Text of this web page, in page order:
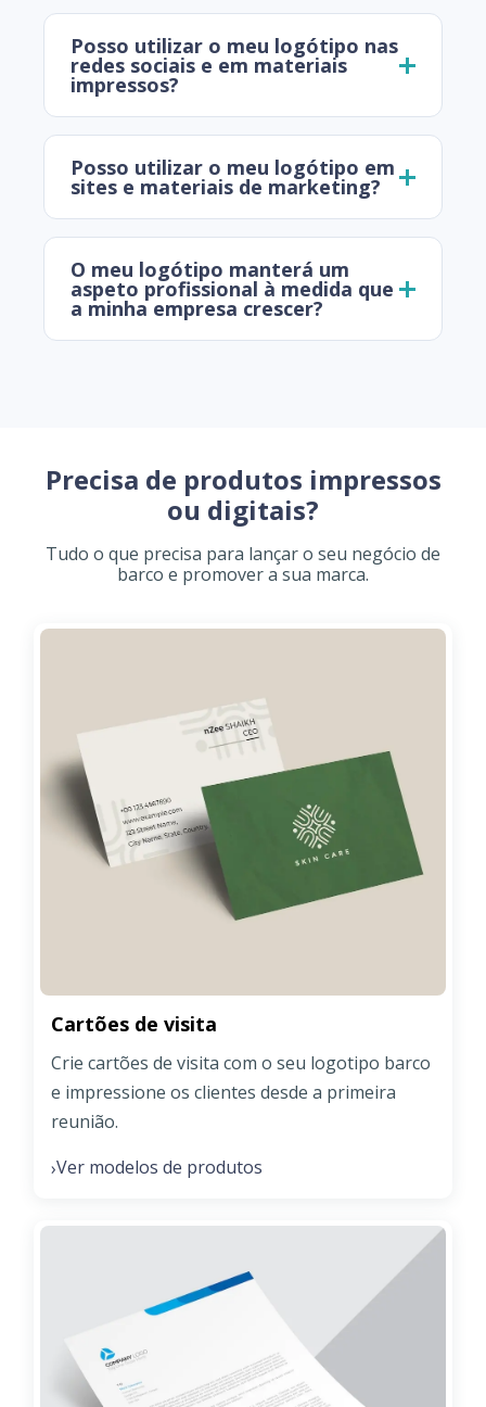
Posso utilizar o meu logótipo nas
redes sociais e em materiais
impressos?
Posso utilizar o meu logótipo em
sites e materiais de marketing?
O meu logótipo manterá um
aspeto profissional à medida que
a minha empresa crescer?
Precisa de produtos impressos
ou digitais?
Tudo o que precisa para lançar o seu negócio de
barco e promover a sua marca.
Cartões de visita
Crie cartões de visita com o seu logotipo barco
e impressione os clientes desde a primeira
reunião.
›Ver modelos de produtos